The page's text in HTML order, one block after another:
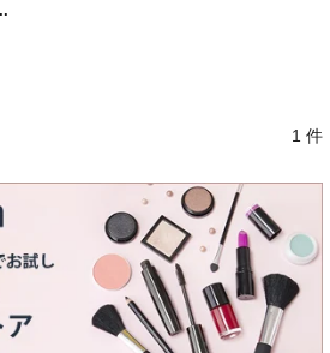
1 件